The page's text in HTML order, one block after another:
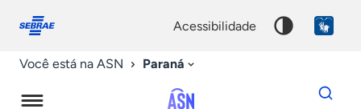
conosco
acessibilidade
Você está na ASN Paraná
Dados
para